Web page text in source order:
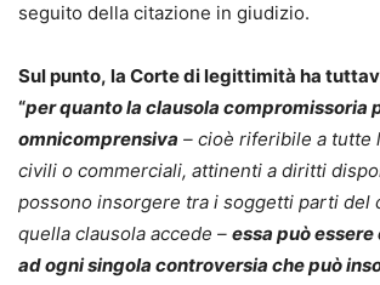
seguito della citazione in giudizio.
Sul punto, la Corte di legittimità ha
“per quanto la clausola compromissoria
omnicomprensiva – cioè riferibile a tutte
civili o commerciali, attinenti a diritti
possono insorgere tra i soggetti parti del
quella clausola accede – essa può
ad ogni singola controversia che può